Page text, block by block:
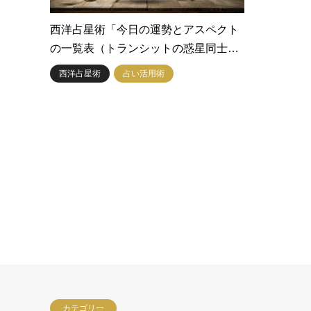
西洋占星術「今日の運勢とアスペクト
の一覧表（トランシットの惑星同士…
西洋占星術 占い活用術
カテゴリー